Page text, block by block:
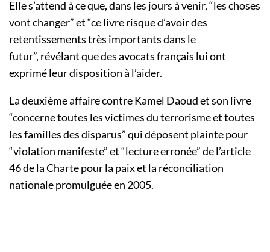
Elle s’attend à ce que, dans les jours à venir, “les choses
vont changer” et “ce livre risque d’avoir des
retentissements très importants dans le
futur”, révélant que des avocats français lui ont
exprimé leur disposition à l’aider.
La deuxième affaire contre Kamel Daoud et son livre
“concerne toutes les victimes du terrorisme et toutes
les familles des disparus” qui déposent plainte pour
“violation manifeste” et “lecture erronée” de l’article
46 de la Charte pour la paix et la réconciliation
nationale promulguée en 2005.